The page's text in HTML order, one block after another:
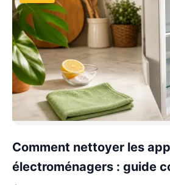
Comment nettoyer les
électroménagers : guide